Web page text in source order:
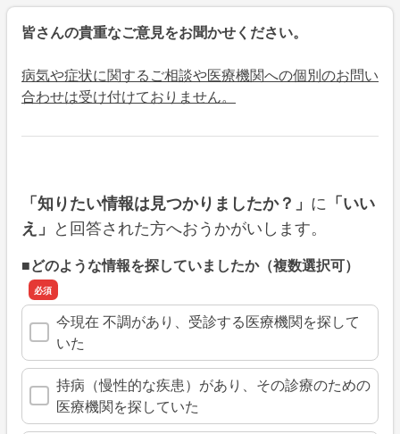
皆さんの貴重なご意見をお聞かせください。
病気や症状に関するご相談や医療機関への個別のお問い
合わせは受け付けておりません。
「知りたい情報は見つかりましたか？」 に 「いい
え」 と回答された方へおうかがいします。
■どのような情報を探していましたか（複数選択可）
今現在 不調があり、受診する医療機関を探して
いた
持病（慢性的な疾患）があり、その診療のための
医療機関を探していた